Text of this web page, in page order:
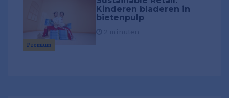
Premium
Kinderen bladeren in
bietenpulp